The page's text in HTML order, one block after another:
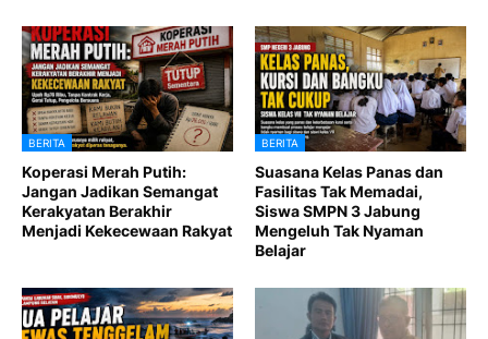
BERITA
Koperasi Merah Putih:
Jangan Jadikan Semangat
Kerakyatan Berakhir
Menjadi Kekecewaan Rakyat
BERITA
Suasana Kelas Panas dan
Fasilitas Tak Memadai,
Siswa SMPN 3 Jabung
Mengeluh Tak Nyaman
Belajar